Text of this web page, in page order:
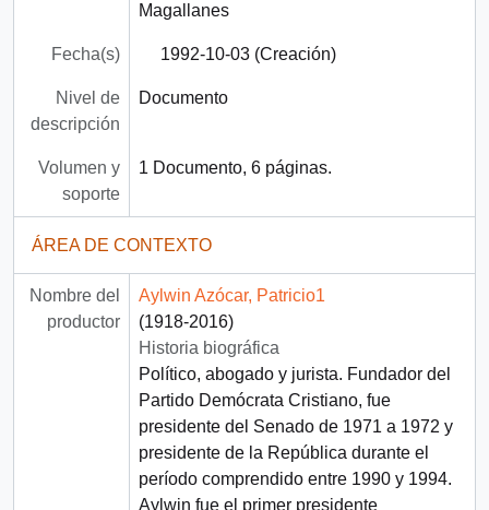
Magallanes
Fecha(s) 1992-10-03 (Creación)
Nivel de
descripción
Documento
Volumen y
soporte
1 Documento, 6 páginas.
ÁREA DE CONTEXTO
Nombre del
productor
Aylwin Azócar, Patricio1
(1918-2016)
Historia biográfica
Político, abogado y jurista. Fundador del
Partido Demócrata Cristiano, fue
presidente del Senado de 1971 a 1972 y
presidente de la República durante el
período comprendido entre 1990 y 1994.
Aylwin fue el primer presidente